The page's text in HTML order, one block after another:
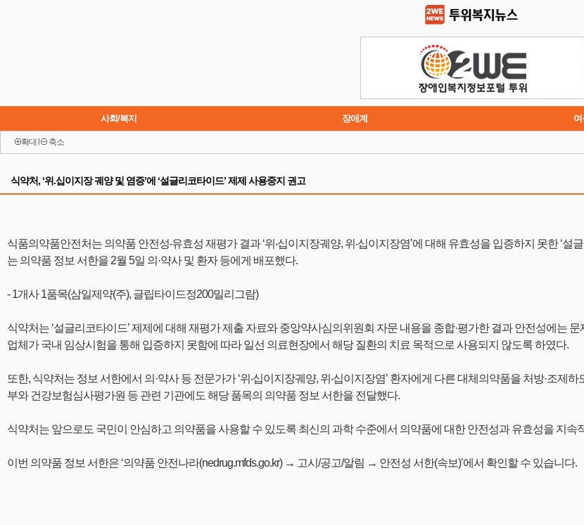
사회/복지 장애계 여
확대 축소
식약처, ‘위.십이지장 궤양 및 염증’에 ‘설글리코타이드’ 제제 사용중지 권고
식품의약품안전처는 의약품 안전성‧유효성 재평가 결과 ‘위‧십이지장궤양, 위‧십이지장염’에 대해 유효성을 입증하지 못한 ‘
는 의약품 정보 서한을 2월 5일 의·약사 및 환자 등에게 배포했다.
- 1개사 1품목(삼일제약(주), 글립타이드정200밀리그람)
식약처는 ‘설글리코타이드’ 제제에 대해 재평가 제출 자료와 중앙약사심의위원회 자문 내용을 종합·평가한 결과 안전성에는 문
업체가 국내 임상시험을 통해 입증하지 못함에 따라 일선 의료현장에서 해당 질환의 치료 목적으로 사용되지 않도록 하였다.
또한, 식약처는 정보 서한에서 의·약사 등 전문가가 ‘위‧십이지장궤양, 위‧십이지장염’ 환자에게 다른 대체의약품을 처방·조제
부와 건강보험심사평가원 등 관련 기관에도 해당 품목의 의약품 정보 서한을 전달했다.
식약처는 앞으로도 국민이 안심하고 의약품을 사용할 수 있도록 최신의 과학 수준에서 의약품에 대한 안전성과 유효성을 지속
이번 의약품 정보 서한은 ‘의약품 안전나라(nedrug.mfds.go.kr) → 고시/공고/알림 → 안전성 서한(속보)’에서 확인할 수 있습니다.